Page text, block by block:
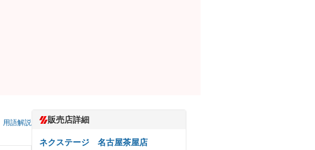
用語解説 販売店詳細
ネクステージ 名古屋茶屋店